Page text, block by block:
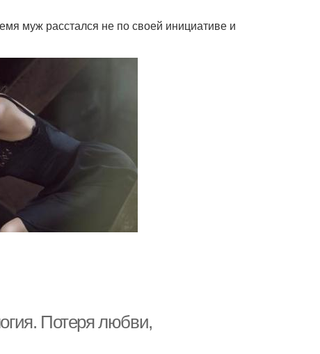
муж расстался не по своей инициативе и
Потеря любви,